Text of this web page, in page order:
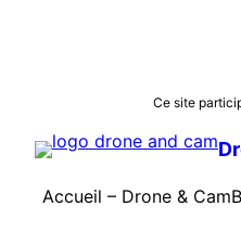
contenu
Ce site
Accueil – Drone & Cam